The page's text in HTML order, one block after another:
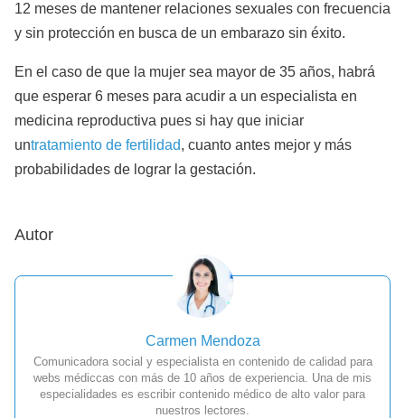
12 meses de mantener relaciones sexuales con frecuencia
y sin protección en busca de un embarazo sin éxito.
En el caso de que la mujer sea mayor de 35 años, habrá
que esperar 6 meses para acudir a un especialista en
medicina reproductiva pues si hay que iniciar
untratamiento de fertilidad, cuanto antes mejor y más
probabilidades de lograr la gestación.
Autor
Carmen Mendoza
Comunicadora social y especialista en contenido de calidad para
webs médiccas con más de 10 años de experiencia. Una de mis
especialidades es escribir contenido médico de alto valor para
nuestros lectores.